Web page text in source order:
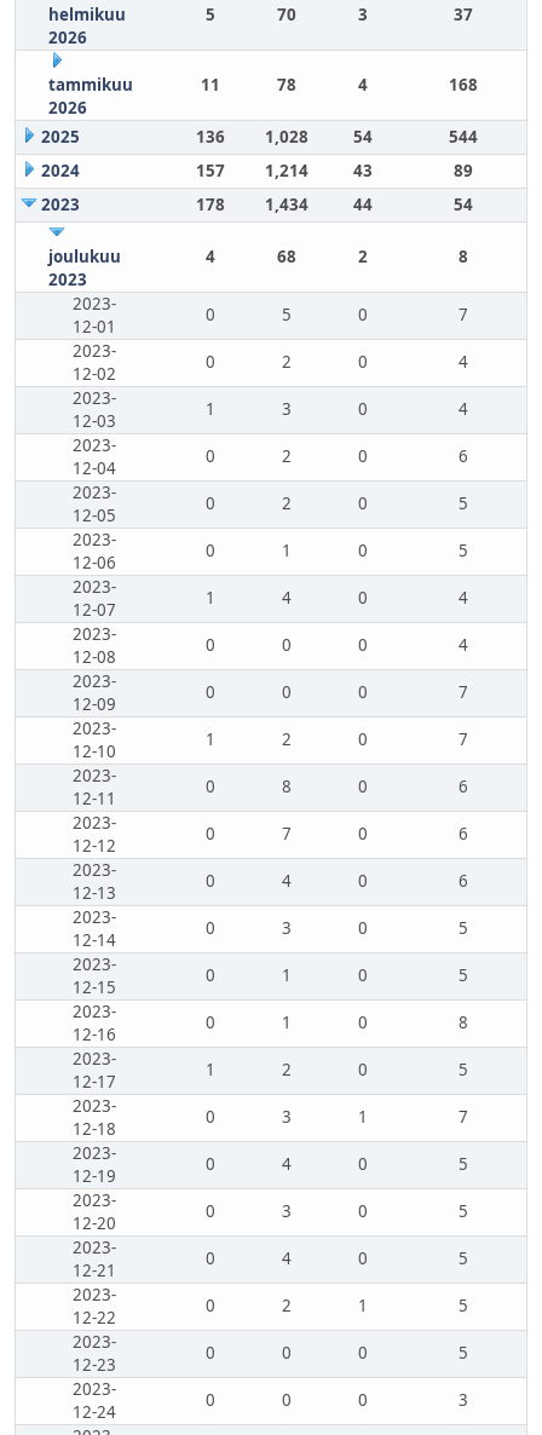
helmikuu
2026
5 70 3 37
tammikuu
2026
11 78 4 168
2025 136 1,028 54
544
2024
157 1,214 43
89
2023
178 1,434 44 54
joulukuu
2023
4 68 2 8
2023-
12-01
0 5 0
7
2023-
12-02
0 2 0
4
2023-
12-03
1 3 0
4
2023-
12-04
0 2 0
6
2023-
12-05
0 2 0
5
2023-
12-06
0 1 0
5
2023-
12-07
1 4 0
4
2023-
12-08
0 0 0
4
2023-
12-09
0 0 0
7
2023-
12-10
1 2 0
7
2023-
12-11
0 8 0
6
2023-
12-12
0 7 0
6
2023-
12-13
0 4 0
6
2023-
12-14
0 3 0
5
2023-
12-15
0 1 0
5
2023-
12-16
0 1 0
8
2023-
12-17
1 2 0
5
2023-
12-18
0 3 1
7
2023-
12-19
0 4 0
5
2023-
12-20
0 3 0
5
2023-
12-21
0 4 0
5
2023-
12-22
0 2 1
5
2023-
12-23
0 0 0
5
2023-
12-24
0 0 0
3